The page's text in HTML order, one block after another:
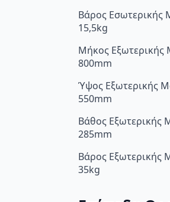
Βάρος Εσωτερικής
15,5kg
Μήκος
800mm
Ύψος Εξωτερικής
550mm
Βάθος Εξωτερικής
285mm
Βάρος Εξωτερικής
35kg